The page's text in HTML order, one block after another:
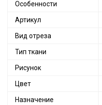
Особенности
Артикул
Вид отреза
Тип ткани
Рисунок
Цвет
Назначение